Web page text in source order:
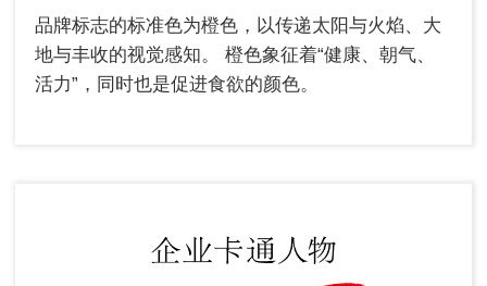
品牌标志的标准色为橙色，以传递太阳与火焰、大
地与丰收的视觉感知。
橙色象征着“健康、朝气、
活力”，同时也是促进食欲的颜色。